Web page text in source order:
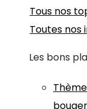
Tous nos
Toutes nos
Les bons
Thème